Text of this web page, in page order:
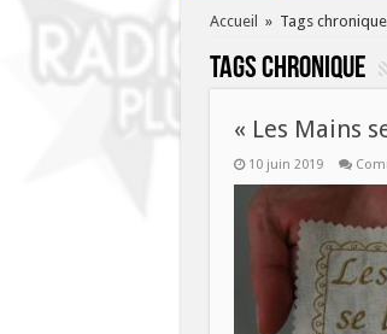
Accueil » Tags chronique
Tagschronique
« Les Mains
10 juin 2019